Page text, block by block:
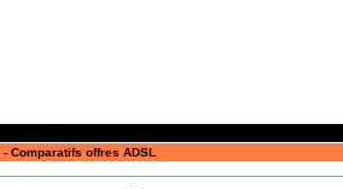
- Comparatifs offres ADSL